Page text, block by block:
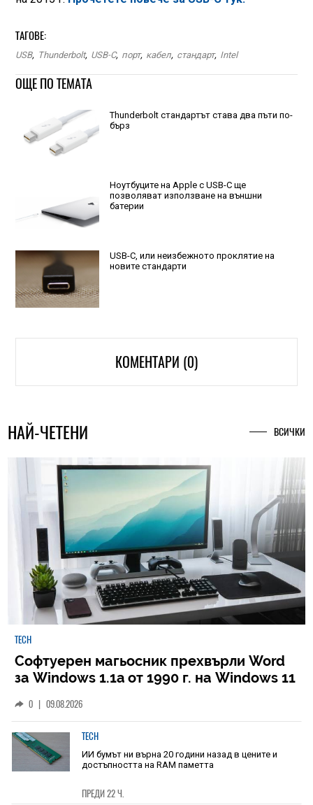
ТАГОВЕ:
USB, Thunderbolt, USB-C, порт, кабел, стандарт, Intel
ОЩЕ ПО ТЕМАТА
Thunderbolt стандартът става два пъти по-
бърз
Ноутбуците на Apple с USB-C ще
позволяват използване на външни
батерии
USB-C, или неизбежното проклятие на
новите стандарти
КОМЕНТАРИ (0)
НАЙ-ЧЕТЕНИ ВСИЧКИ
TECH
Софтуерен магьосник прехвърли Word
за Windows 1.1a от 1990 г. на Windows 11
0 | 09.08.2026
TECH
ИИ бумът ни върна 20 години назад в цените и
достъпността на RAM паметта
ПРЕДИ 22 Ч.